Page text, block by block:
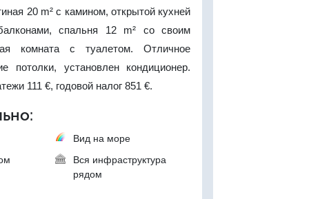
20 m² с камином, открытой кухней
спальня 12 m² со своим
комната с туалетом. Отличное
потолки, установлен кондиционер.
111 €, годовой налог 851 €.
Вид на море
Вся инфраструктура
рядом